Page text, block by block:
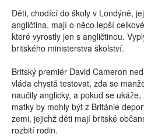
Děti, chodící do školy v Londýně,
angličtina, mají o něco lepší
které vyrostly jen s angličtinou.
britského ministerstva školství.
Britský premiér David Cameron
vláda chystá testovat, zda se
naučily anglicky, a pokud se
matky by mohly být z Británie
zemi, jejichž děti mají britské
rozbití rodin.